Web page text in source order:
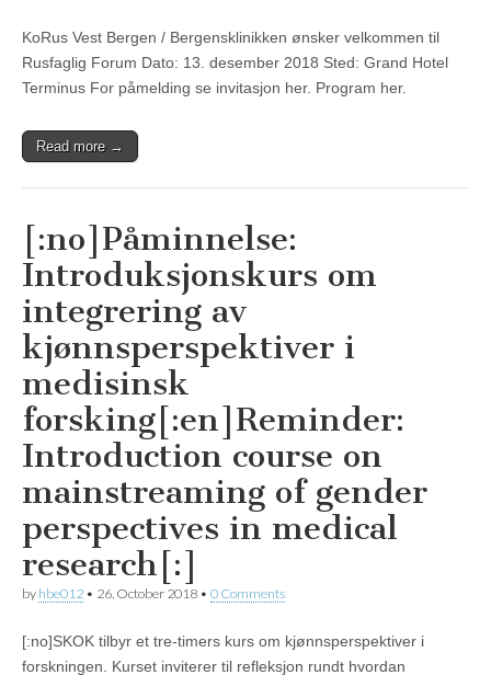
KoRus Vest Bergen / Bergensklinikken ønsker velkommen til
Rusfaglig Forum Dato: 13. desember 2018 Sted: Grand Hotel
Terminus For påmelding se invitasjon her. Program her.
Read more →
[:no]Påminnelse:
Introduksjonskurs om
integrering av
kjønnsperspektiver i
medisinsk
forsking[:en]Reminder:
Introduction course on
mainstreaming of gender
perspectives in medical
research[:]
by hbe012 • 26. October 2018 • 0 Comments
[:no]SKOK tilbyr et tre-timers kurs om kjønnsperspektiver i
forskningen. Kurset inviterer til refleksjon rundt hvordan